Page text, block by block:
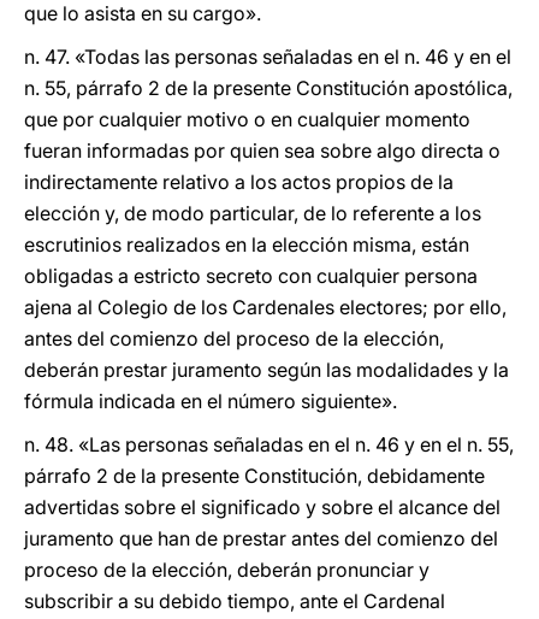
que lo asista en su cargo».
n. 47. «Todas las personas señaladas en el n. 46 y en el
n. 55, párrafo 2 de la presente Constitución apostólica,
que por cualquier motivo o en cualquier momento
fueran informadas por quien sea sobre algo directa o
indirectamente relativo a los actos propios de la
elección y, de modo particular, de lo referente a los
escrutinios realizados en la elección misma, están
obligadas a estricto secreto con cualquier persona
ajena al Colegio de los Cardenales electores; por ello,
antes del comienzo del proceso de la elección,
deberán prestar juramento según las modalidades y la
fórmula indicada en el número siguiente».
n. 48. «Las personas señaladas en el n. 46 y en el n. 55,
párrafo 2 de la presente Constitución, debidamente
advertidas sobre el significado y sobre el alcance del
juramento que han de prestar antes del comienzo del
proceso de la elección, deberán pronunciar y
subscribir a su debido tiempo, ante el Cardenal